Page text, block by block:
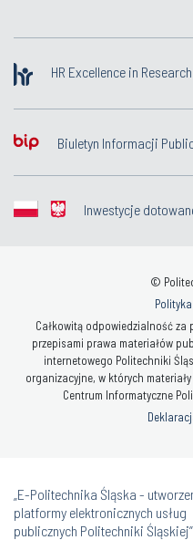
HR Excellence in Research
Biuletyn Informacji
Inwestycje
©
Całkowitą odpowiedzialność
przepisami prawa materiałów
internetowego Politechniki
organizacyjne, w których
Centrum Informatyczne
„E-Politechnika Śląska -
platformy elektronicznych usług
publicznych Politechniki Śląskiej”